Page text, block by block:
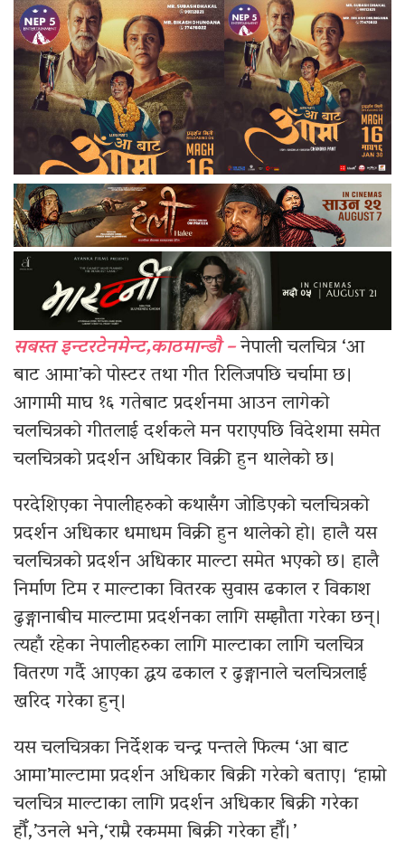
सबस्त इन्टरटेनमेन्ट,काठमान्डौ –नेपाली चलचित्र ‘आ
बाट आमा’को पोस्टर तथा गीत रिलिजपछि चर्चामा छ।
आगामी माघ १६ गतेबाट प्रदर्शनमा आउन लागेको
चलचित्रको गीतलाई दर्शकले मन पराएपछि विदेशमा समेत
चलचित्रको प्रदर्शन अधिकार विक्री हुन थालेको छ।
परदेशिएका नेपालीहरुको कथासँग जोडिएको चलचित्रको
प्रदर्शन अधिकार धमाधम विक्री हुन थालेको हो। हालै यस
चलचित्रको प्रदर्शन अधिकार माल्टा समेत भएको छ। हालै
निर्माण टिम र माल्टाका वितरक सुवास ढकाल र विकाश
ढुङ्गानाबीच माल्टामा प्रदर्शनका लागि सम्झौता गरेका छन्।
त्यहाँ रहेका नेपालीहरुका लागि माल्टाका लागि चलचित्र
वितरण गर्दै आएका द्धय ढकाल र ढुङ्गानाले चलचित्रलाई
खरिद गरेका हुन्।
यस चलचित्रका निर्देशक चन्द्र पन्तले फिल्म ‘आ बाट
आमा’माल्टामा प्रदर्शन अधिकार बिक्री गरेको बताए। ‘हाम्रो
चलचित्र माल्टाका लागि प्रदर्शन अधिकार बिक्री गरेका
हौँ,’उनले भने,‘राम्रै रकममा बिक्री गरेका हौँ।’